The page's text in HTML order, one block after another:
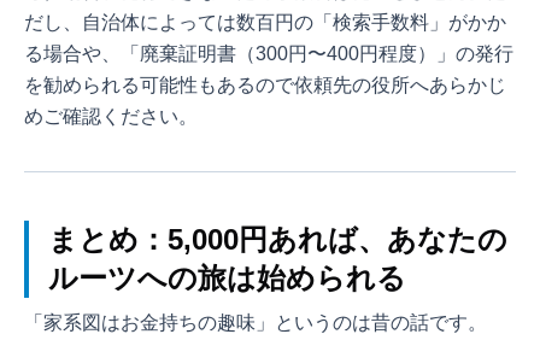
だし、自治体によっては数百円の「検索手数料」がかか
る場合や、「廃棄証明書（300円〜400円程度）」の発行
を勧められる可能性もあるので依頼先の役所へあらかじ
めご確認ください。
まとめ：5,000円あれば、あなたの
ルーツへの旅は始められる
「家系図はお金持ちの趣味」というのは昔の話です。